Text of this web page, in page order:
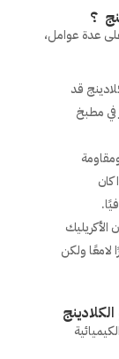
؟
عدة عوامل،
قد
في مطبخ
كان
الأكريليك
ولكن